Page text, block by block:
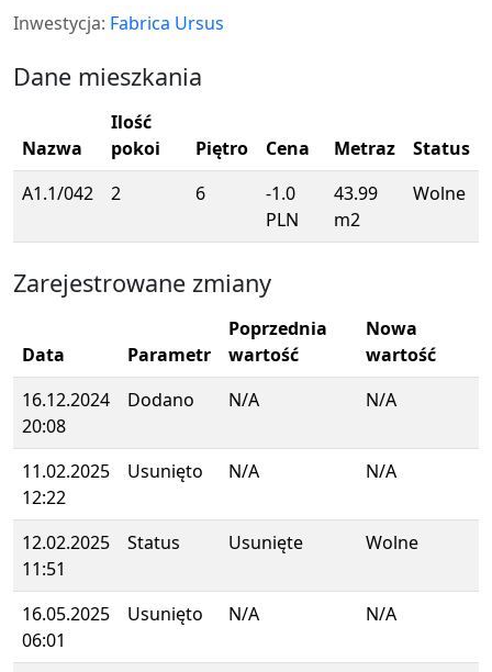
Inwestycja: Fabrica Ursus
Dane mieszkania
Nazwa
Ilość
pokoi
Piętro Cena Metraz
Status
A1.1/042
2 6
-1.0
PLN
43.99
m2
Wolne
Zarejestrowane zmiany
Data Parametr
Poprzednia
wartość
Nowa
wartość
16.12.2024
20:08
Dodano N/A N/A
11.02.2025
12:22
Usunięto N/A N/A
12.02.2025
11:51
Status Usunięte Wolne
16.05.2025
06:01
Usunięto N/A N/A